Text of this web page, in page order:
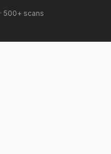
500+ scans